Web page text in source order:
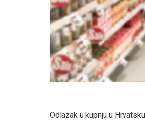
Odlazak u kupnju u